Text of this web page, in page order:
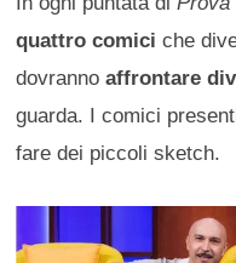
quattro comici che
dovranno affrontare
guarda. I comici
fare dei piccoli sketch.